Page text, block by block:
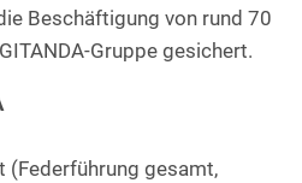
Beschäftigung von rund 70
Gruppe gesichert.
(Federführung gesamt,